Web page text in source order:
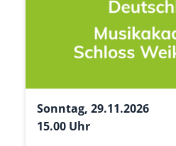
Sonntag, 29.11.2026
15.00 Uhr